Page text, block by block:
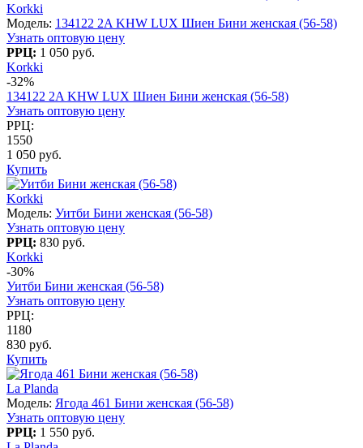
Korkki
Модель: 134122 2A KHW LUX Шиен Бини женская (56-58)
Узнать оптовую цену
РРЦ: 1 050 руб.
Korkki
-32%
134122 2A KHW LUX Шиен Бини женская (56-58)
Узнать оптовую цену
РРЦ:
1550
1 050 руб.
Купить
Korkki
Модель: Уитби Бини женская (56-58)
Узнать оптовую цену
РРЦ: 830 руб.
Korkki
-30%
Уитби Бини женская (56-58)
Узнать оптовую цену
РРЦ:
1180
830 руб.
Купить
La Planda
Модель: Ягода 461 Бини женская (56-58)
Узнать оптовую цену
РРЦ: 1 550 руб.